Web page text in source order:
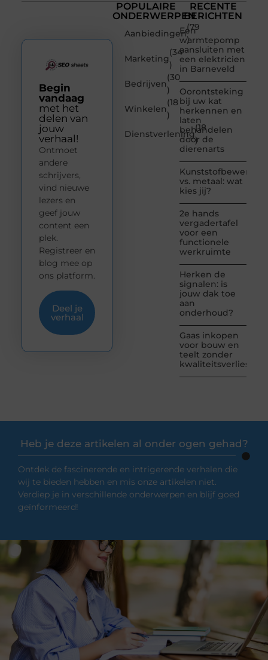
POPULAIRE
ONDERWERPEN
Aanbiedingen
(79
)
Marketing
(34
)
Bedrijven
(30
)
Winkelen
(18
)
Dienstverlening
(18
)
RECENTE
BERICHTEN
Een
warmtepomp
aansluiten met
een elektricien
in Barneveld
Oorontsteking
bij uw kat
herkennen en
laten
behandelen
door de
dierenarts
vs. metaal: wat
kies jij?
2e hands
vergadertafel
voor een
functionele
werkruimte
Herken de
signalen: is
jouw dak toe
aan
onderhoud?
Gaas inkopen
voor bouw en
teelt zonder
kwaliteitsverlies
Begin
vandaag
met het
delen van
jouw
verhaal!
Ontmoet
andere
schrijvers,
vind nieuwe
lezers en
geef jouw
content een
plek.
Registreer en
blog mee op
ons platform.
Deel je
verhaal
Heb je deze artikelen al onder ogen gehad?
Ontdek de fascinerende en intrigerende verhalen die
wij te bieden hebben en mis onze artikelen niet.
Verdiep je in verschillende onderwerpen en blijf goed
geïnformeerd!